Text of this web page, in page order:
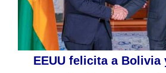
EEUU felicita a Bolivia